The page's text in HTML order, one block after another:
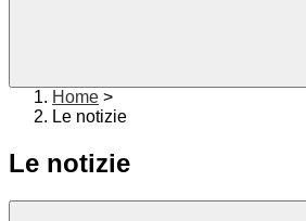
Home >
Le notizie
Le notizie